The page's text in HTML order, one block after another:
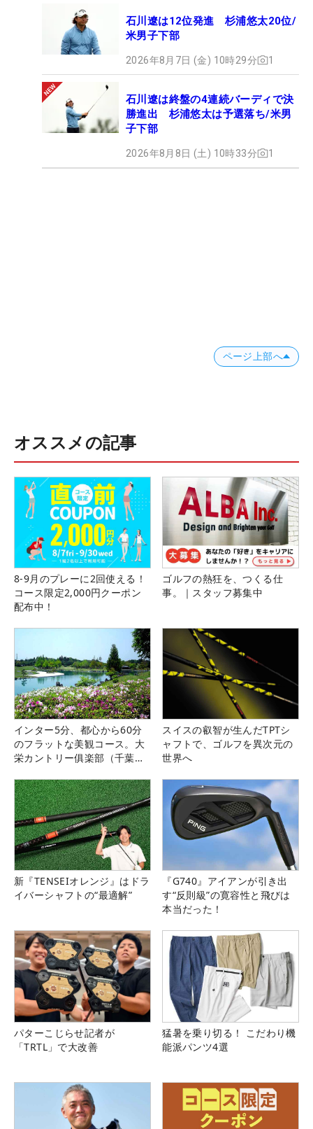
石川遼は12位発進 杉浦悠太20位/
米男子下部
2026年8月7日 (金) 10時29分 1
石川遼は終盤の4連続バーディで決
勝進出 杉浦悠太は予選落ち/米男
子下部
2026年8月8日 (土) 10時33分 1
ページ上部へ
オススメの記事
8-9月のプレーに2回使える！
コース限定2,000円クーポン
配布中！
ゴルフの熱狂を、つくる仕
事。｜スタッフ募集中
インター5分、都心から60分
のフラットな美観コース。大
栄カントリー俱楽部（千葉
スイスの叡智が生んだTPTシ
ャフトで、ゴルフを異次元の
世界へ
新『TENSEIオレンジ』はドラ
イバーシャフトの“最適解”
『G740』アイアンが引き出
す“反則級”の寛容性と飛びは
本当だった！
パターこじらせ記者が
「TRTL」で大改善
猛暑を乗り切る！ こだわり機
能派パンツ4選